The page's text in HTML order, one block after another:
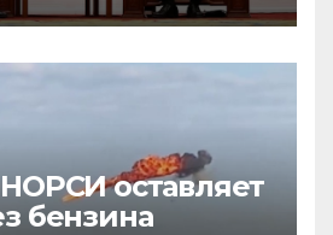
оставляет
бензина